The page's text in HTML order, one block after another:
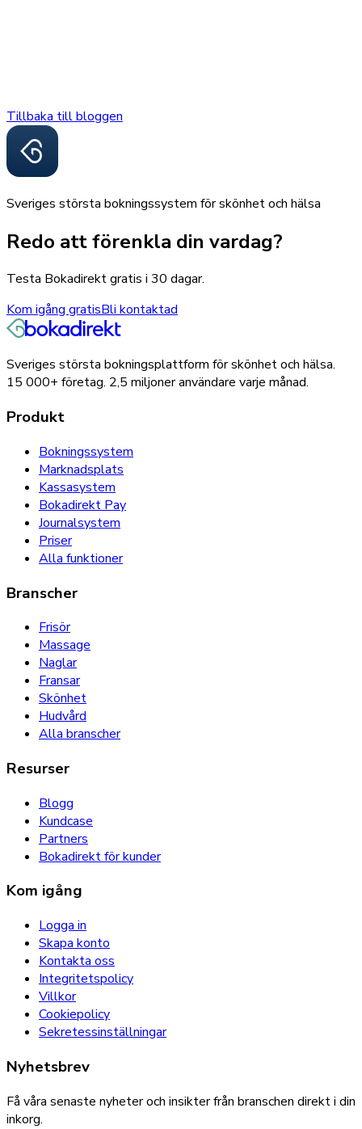
Tillbaka till bloggen
Sveriges största bokningssystem för skönhet och hälsa
Redo att förenkla din vardag?
Testa Bokadirekt gratis i 30 dagar.
Kom igång gratisBli kontaktad
Sveriges största bokningsplattform för skönhet och hälsa.
15 000+ företag. 2,5 miljoneranvändare varje månad.
Produkt
Bokningssystem
Marknadsplats
Kassasystem
Bokadirekt Pay
Journalsystem
Priser
Alla funktioner
Branscher
Frisör
Massage
Naglar
Fransar
Skönhet
Hudvård
Alla branscher
Resurser
Blogg
Kundcase
Partners
Bokadirekt för kunder
Kom igång
Logga in
Skapa konto
Kontakta oss
Integritetspolicy
Villkor
Cookiepolicy
Sekretessinställningar
Nyhetsbrev
Få våra senaste nyheter och insikter från branschen direkt i din
inkorg.